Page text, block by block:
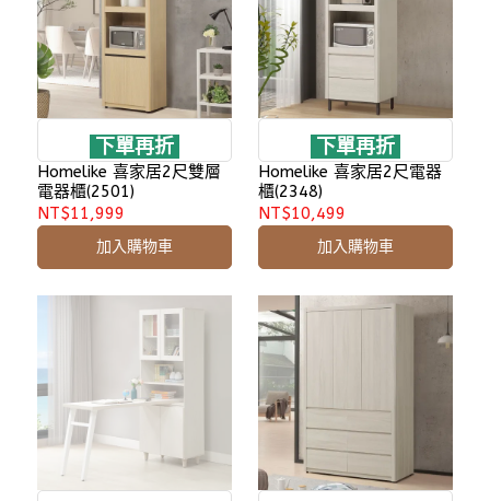
下單再折
Homelike 喜家居2尺雙層
電器櫃(2501)
NT$11,999
加入購物車
下單再折
Homelike 喜家居2尺電器
櫃(2348)
NT$10,499
加入購物車